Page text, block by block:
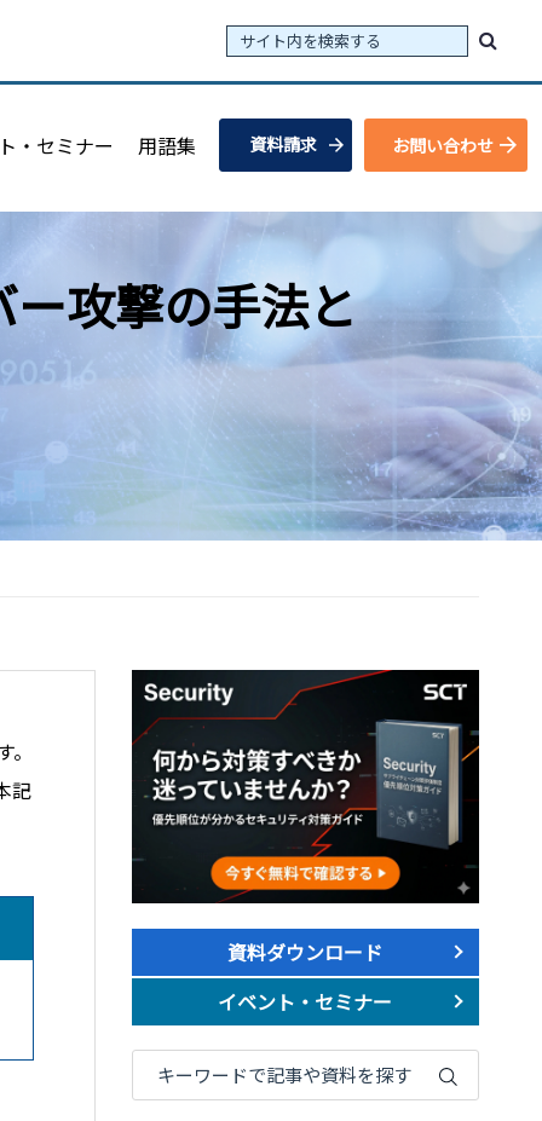
・セミナー 用語集 資料請求 お問い合わせ
攻撃の手法と
記
資料ダウンロード
イベント・セミナー